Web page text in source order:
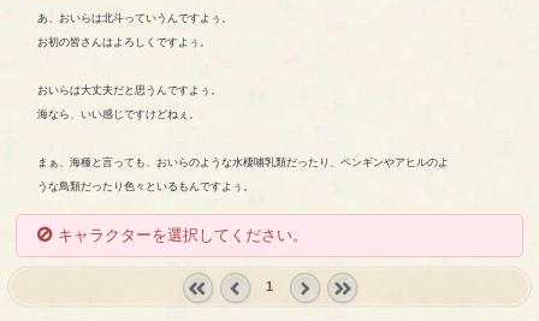
あ、おいらは北斗っていうんですよぅ。
お初の皆さんはよろしくですよぅ。
おいらは大丈夫だと思うんですよぅ。
海なら、いい感じですけどねぇ。
まぁ、海種と言っても、おいらのような水棲哺乳類だったり、ペンギンやアヒルのよ
うな鳥類だったり色々といるもんですよぅ。
キャラクターを選択してください。
1